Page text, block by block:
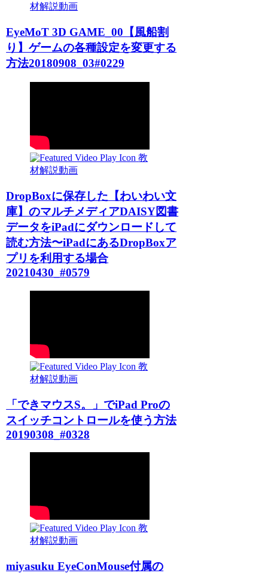
材解説動画
EyeMoT 3D GAME_00【風船割
り】ゲームの各種設定を変更する
方法20180908_03#0229
教
材解説動画
DropBoxに保存した【わいわい文
庫】のマルチメディアDAISY図書
データをiPadにダウンロードして
読む方法〜iPadにあるDropBoxア
プリを利用する場合
20210430_#0579
教
材解説動画
「できマウスS。」でiPad Proの
スイッチコントロールを使う方法
20190308_#0328
教
材解説動画
miyasuku EyeConMouse付属の